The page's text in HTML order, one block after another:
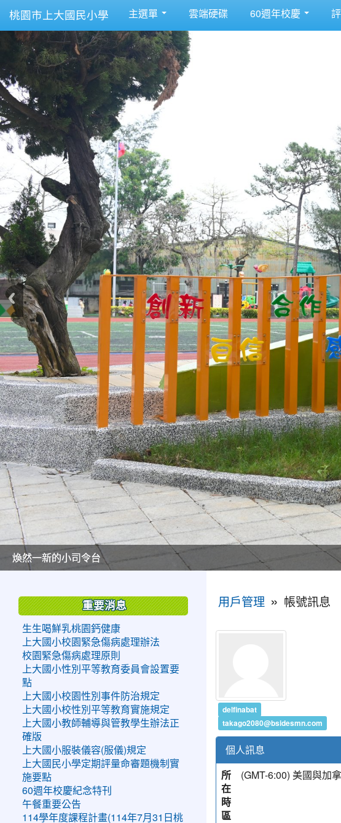
桃園市上大國民小學 主選單 雲端硬碟 60週年校慶
美麗的操場是我們活力的來源
美麗的操場是我們活力的來源
煥然一新的小司令台
煥然一新的小司令台
富含桃園埤塘田園風光意象的中廊
富含桃園埤塘田園風光意象的中廊
嶄新的中庭廣場
嶄新的中庭廣場
水生池生生不息
水生池生生不息
用戶管理 » 帳號訊息
delfinabat
takago2080@bsidesmn.com
個人訊息
所
在
時
區
(GMT-6:00) 美國與加
重要消息
生生喝鮮乳桃園鈣健康
上大國小校園緊急傷病處理辦法
校園緊急傷病處理原則
上大國小性別平等教育委員會設置要
點
上大國小校園性別事件防治規定
上大國小校性別平等教育實施規定
上大國小教師輔導與管教學生辦法正
確版
上大國小服裝儀容(服儀)規定
上大國民小學定期評量命審題機制實
施要點
60週年校慶紀念特刊
午餐重要公告
114學年度課程計畫(114年7月31日桃